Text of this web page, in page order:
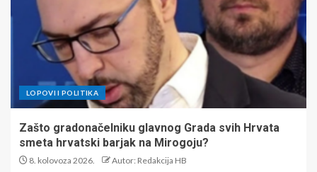
LOPOVI I POLITIKA
Zašto gradonačelniku glavnog Grada svih Hrvata
smeta hrvatski barjak na Mirogoju?
8. kolovoza 2026. Autor: Redakcija HB